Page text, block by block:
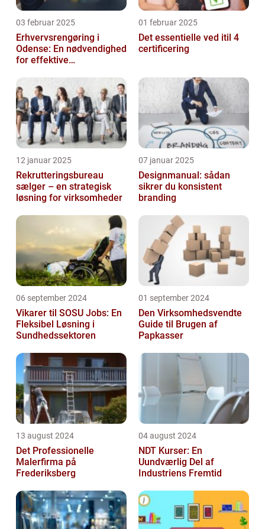
03 februar 2025
Erhvervsrengøring i
Odense: En nødvendighed
for effektive
01 februar 2025
Det essentielle ved itil 4
certificering
12 januar 2025
Rekrutteringsbureau
sælger – en strategisk
løsning for virksomheder
07 januar 2025
Designmanual: sådan
sikrer du konsistent
branding
06 september 2024
Vikarer til SOSU Jobs: En
Fleksibel Løsning i
Sundhedssektoren
01 september 2024
Den Virksomhedsvendte
Guide til Brugen af
Papkasser
13 august 2024
Det Professionelle
Malerfirma på
Frederiksberg
04 august 2024
NDT Kurser: En
Uundværlig Del af
Industriens Fremtid